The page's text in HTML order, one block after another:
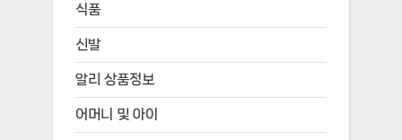
식품
신발
알리 상품정보
어머니 및 아이